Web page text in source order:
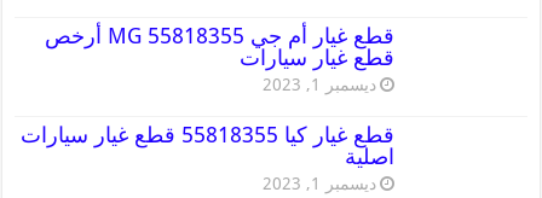
قطع غيار أم جي MG 55818355 أرخص
قطع غيار سيارات
ديسمبر 1, 2023
قطع غيار كيا 55818355 قطع غيار سيارات
اصلية
ديسمبر 1, 2023